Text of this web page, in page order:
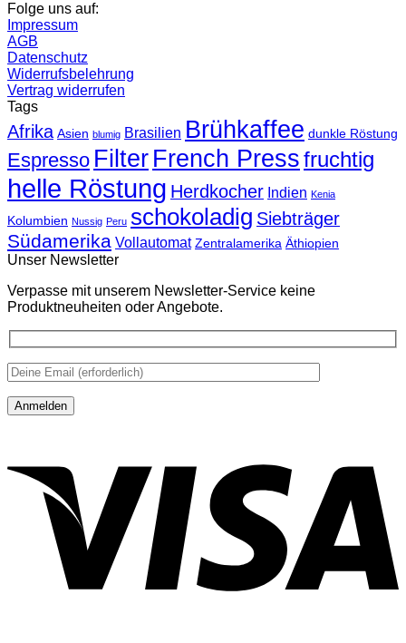
Folge uns auf:
Impressum
AGB
Datenschutz
Widerrufsbelehrung
Vertrag widerrufen
Tags
Afrika Asien blumig Brasilien Brühkaffee dunkle Röstung
Espresso FilterFrench Pressfruchtig
helle Röstung Herdkocher Indien Kenia
Kolumbien Nussig Peru schokoladig Siebträger
Südamerika Vollautomat Zentralamerika Äthiopien
Unser Newsletter
Verpasse mit unserem Newsletter-Service keine
Produktneuheiten oder Angebote.